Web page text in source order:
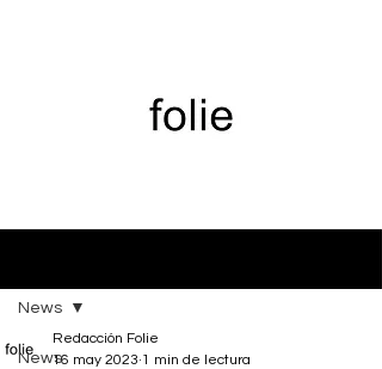
News
News
Redacción Folie
16 may 2023 1 min de lectura